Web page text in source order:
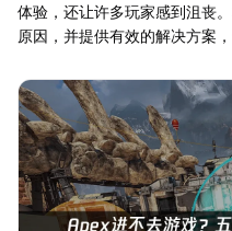
体验，还让许多玩家感到沮丧
原因，并提供有效的解决方案